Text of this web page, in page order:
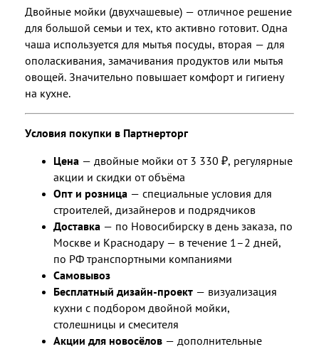
Двойные мойки (двухчашевые) — отличное решение
для большой семьи и тех, кто активно готовит. Одна
чаша используется для мытья посуды, вторая — для
ополаскивания, замачивания продуктов или мытья
овощей. Значительно повышает комфорт и гигиену
на кухне.
Условия покупки в Партнерторг
Цена — двойные мойки от 3 330 ₽, регулярные
акции и скидки от объёма
Опт и розница — специальные условия для
строителей, дизайнеров и подрядчиков
Доставка — по Новосибирску в день заказа, по
Москве и Краснодару — в течение 1–2 дней,
по РФ транспортными компаниями
Самовывоз
Бесплатный дизайн-проект — визуализация
кухни с подбором двойной мойки,
столешницы и смесителя
Акции для новосёлов — дополнительные